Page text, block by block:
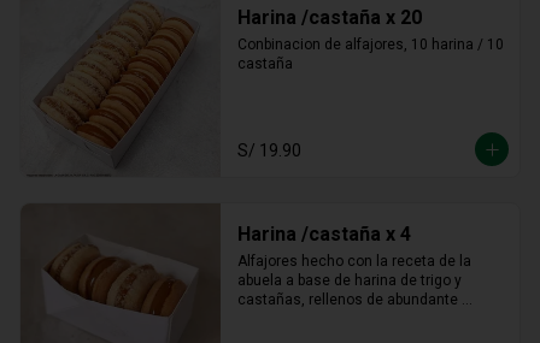
Harina /castaña x 20
Conbinacion de alfajores, 10 harina / 10
castaña
S/ 19.90
Harina /castaña x 4
Alfajores hecho con la receta de la
abuela a base de harina de trigo y
castañas, rellenos de abundante